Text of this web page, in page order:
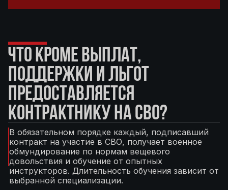
ЧТО КРОМЕ ВЫПЛАТ,
ПОДДЕРЖКИ И ЛЬГОТ
ПРЕДОСТАВЛЯЕТСЯ
КОНТРАКТНИКУ НА СВО?
В обязательном порядке каждый, подписавший
контракт на участие в СВО, получает военное
обмундирование по нормам вещевого
довольствия и обучение от опытных
инструкторов. Длительность обучения зависит от
выбранной специализации.